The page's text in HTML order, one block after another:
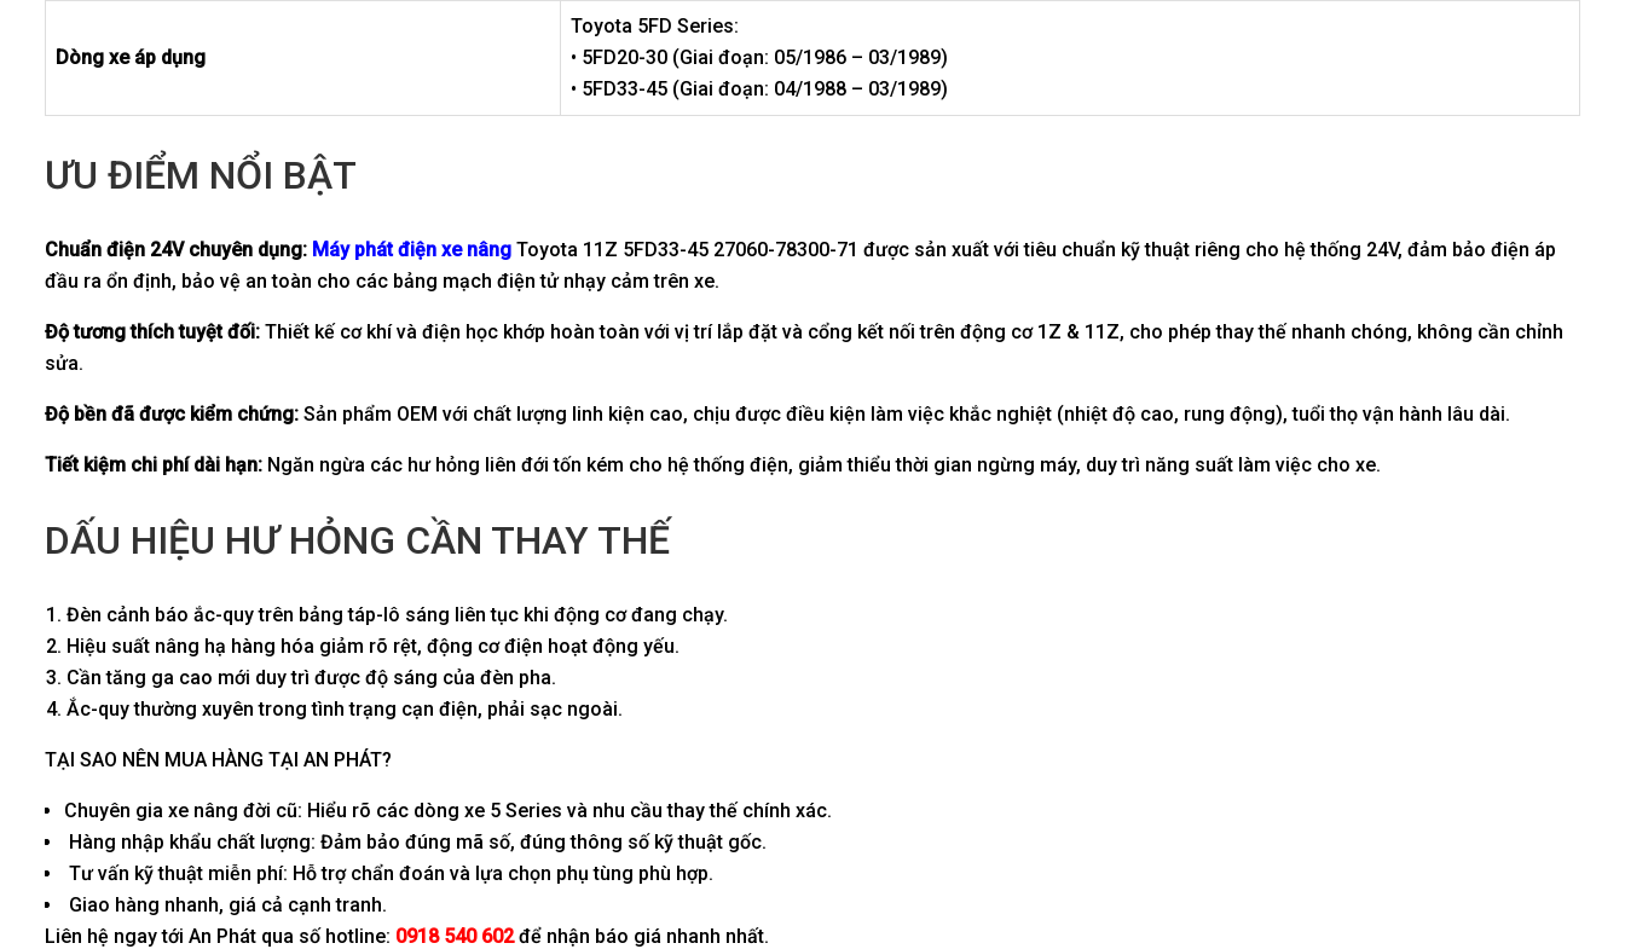
Dòng xe áp dụng
Toyota 5FD Series:
• 5FD20-30 (Giai đoạn: 05/1986 – 03/1989)
• 5FD33-45 (Giai đoạn: 04/1988 – 03/1989)
ƯU ĐIỂM NỔI BẬT
Chuẩn điện 24V chuyên dụng: Máy phát điện xe nâng Toyota 11Z 5FD33-45 27060-78300-71 được sản xuất với tiêu chuẩn kỹ thuật riêng cho hệ thống 24V, đảm bảo điện áp
đầu ra ổn định, bảo vệ an toàn cho các bảng mạch điện tử nhạy cảm trên xe.
Độ tương thích tuyệt đối: Thiết kế cơ khí và điện học khớp hoàn toàn với vị trí lắp đặt và cổng kết nối trên động cơ 1Z & 11Z, cho phép thay thế nhanh chóng, không cần chỉnh
sửa.
Độ bền đã được kiểm chứng: Sản phẩm OEM với chất lượng linh kiện cao, chịu được điều kiện làm việc khắc nghiệt (nhiệt độ cao, rung động), tuổi thọ vận hành lâu dài.
Tiết kiệm chi phí dài hạn: Ngăn ngừa các hư hỏng liên đới tốn kém cho hệ thống điện, giảm thiểu thời gian ngừng máy, duy trì năng suất làm việc cho xe.
DẤU HIỆU HƯ HỎNG CẦN THAY THẾ
Đèn cảnh báo ắc-quy trên bảng táp-lô sáng liên tục khi động cơ đang chạy.
Hiệu suất nâng hạ hàng hóa giảm rõ rệt, động cơ điện hoạt động yếu.
Cần tăng ga cao mới duy trì được độ sáng của đèn pha.
Ắc-quy thường xuyên trong tình trạng cạn điện, phải sạc ngoài.
TẠI SAO NÊN MUA HÀNG TẠI AN PHÁT?
Chuyên gia xe nâng đời cũ: Hiểu rõ các dòng xe 5 Series và nhu cầu thay thế chính xác.
Hàng nhập khẩu chất lượng: Đảm bảo đúng mã số, đúng thông số kỹ thuật gốc.
Tư vấn kỹ thuật miễn phí: Hỗ trợ chẩn đoán và lựa chọn phụ tùng phù hợp.
Giao hàng nhanh, giá cả cạnh tranh.
Liên hệ ngay tới An Phát qua số hotline: 0918 540 602để nhận báo giá nhanh nhất.